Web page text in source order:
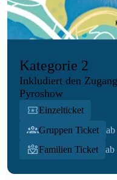
Kategorie 2
Inkludiert den
Pyroshow
Einzelticket
Gruppen Ticket
ab
Familien Ticket
ab